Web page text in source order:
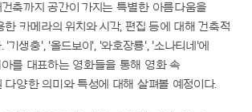
축까지 공간이 가지는 특별한 아름다움을
한 카메라의 위치와 시각, 편집 등에 대해 건축적
'기생충', '올드보이', '와호장룡', '소나티네'에
를 대표하는 영화들을 통해 영화 속
다양한 의미와 특성에 대해 살펴볼 예정이다.